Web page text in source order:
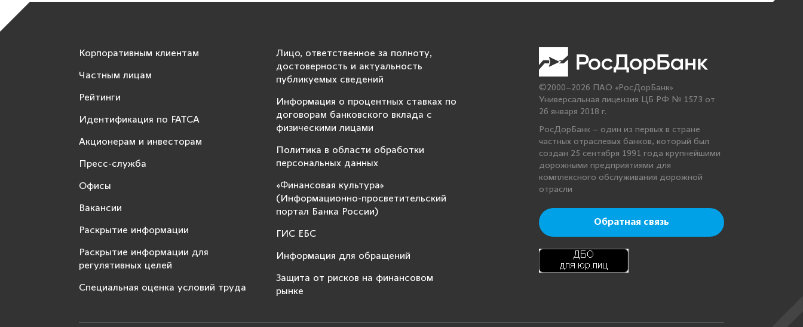
Корпоративным клиентам
Частным лицам
Рейтинги
Идентификация по FATCA
Акционерам и инвесторам
Пресс-служба
Офисы
Вакансии
Раскрытие информации
Раскрытие информации для
регулятивных целей
Специальная оценка условий труда
Лицо, ответственное за полноту,
достоверность и актуальность
публикуемых сведений
Информация о процентных ставках по
договорам банковского вклада с
физическими лицами
Политика в области обработки
персональных данных
«Финансовая культура»
(Информационно-просветительский
портал Банка России)
ГИС ЕБС
Информация для обращений
Защита от рисков на финансовом
рынке
©2000–2026 ПАО «РосДорБанк»
Универсальная лицензия ЦБ РФ № 1573 от
26 января 2018 г.
РосДорБанк – один из первых в стране
частных отраслевых банков, который был
создан 25 сентября 1991 года крупнейшими
дорожными предприятиями для
комплексного обслуживания дорожной
отрасли
Обратная связь